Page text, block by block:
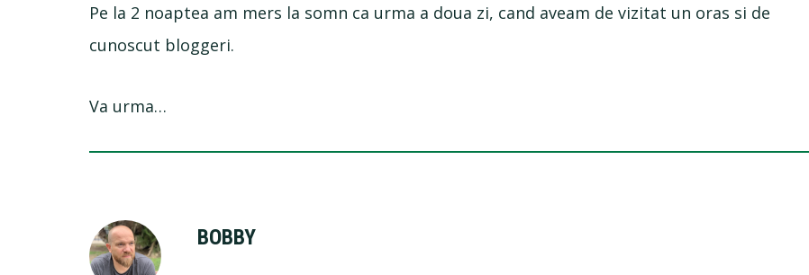
Pe la 2 noaptea am mers la somn ca urma a doua zi, cand aveam de vizitat un oras si de
cunoscut bloggeri.
Va urma…
BOBBY